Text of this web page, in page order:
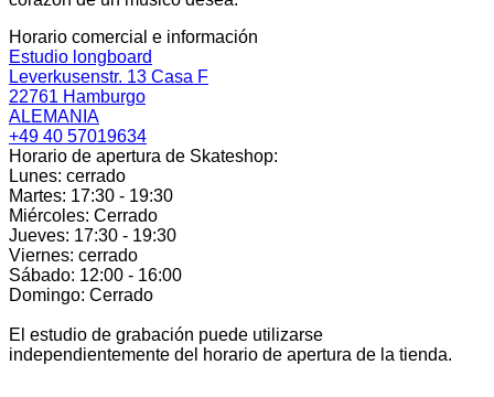
Horario comercial e información
Estudio longboard
Leverkusenstr. 13 Casa F
22761 Hamburgo
ALEMANIA
+49 40 57019634
Horario de apertura de Skateshop:
Lunes: cerrado
Martes: 17:30 - 19:30
Miércoles: Cerrado
Jueves: 17:30 - 19:30
Viernes: cerrado
Sábado: 12:00 - 16:00
Domingo: Cerrado
El estudio de grabación puede utilizarse
independientemente del horario de apertura de la tienda.